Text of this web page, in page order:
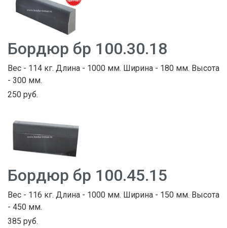
Бордюр бр 100.30.18
Вес - 114 кг. Длина - 1000 мм. Ширина - 180 мм. Высота
- 300 мм.
250 руб.
Бордюр бр 100.45.15
Вес - 116 кг. Длина - 1000 мм. Ширина - 150 мм. Высота
- 450 мм.
385 руб.